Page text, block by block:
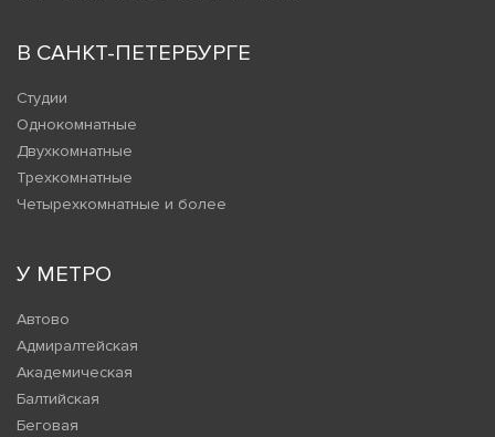
В САНКТ-ПЕТЕРБУРГЕ
Студии
Однокомнатные
Двухкомнатные
Трехкомнатные
Четырехкомнатные и более
У МЕТРО
Автово
Адмиралтейская
Академическая
Балтийская
Беговая